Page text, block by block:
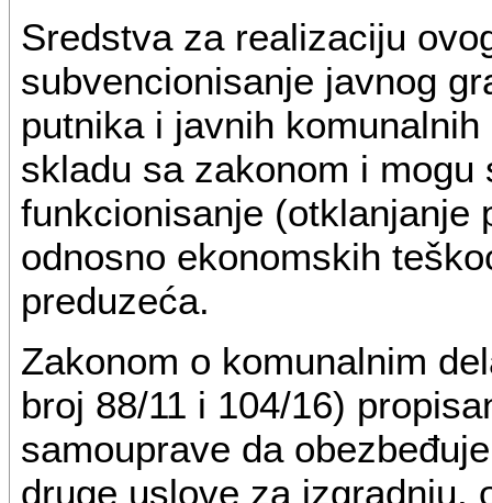
Sredstva za realizaciju
subvencionisanje javnog
putnika i javnih
skladu sa zakonom i
funkcionisanje (otklanjanje
odnosno ekonomskih
preduzeća.
Zakonom o komunalnim
broj 88/11 i 104/16)
samouprave da
druge uslove za izgradnju,